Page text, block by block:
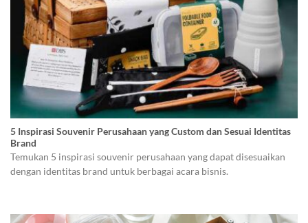
5 Inspirasi Souvenir Perusahaan yang Custom dan Sesuai Identitas
Brand
Temukan 5 inspirasi souvenir perusahaan yang dapat disesuaikan
dengan identitas brand untuk berbagai acara bisnis.